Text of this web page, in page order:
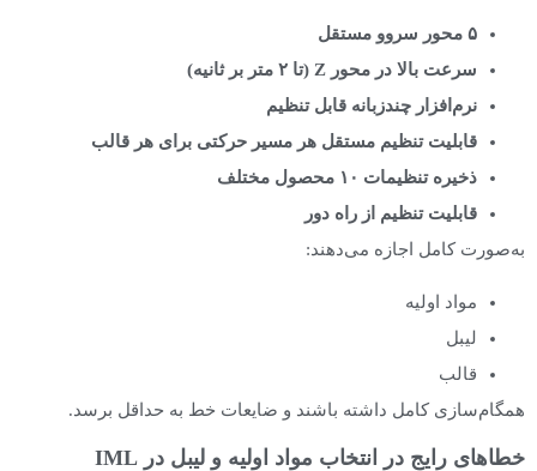
۵ محور سروو مستقل
سرعت بالا در محور
۲ متر بر ثانیه
)
نرم‌افزار چندزبانه قابل تنظیم
قابلیت تنظیم مستقل هر مسیر حرکتی برای هر قالب
ذخیره تنظیمات ۱۰ محصول مختلف
قابلیت تنظیم از راه دور
به‌صورت کامل اجازه می‌دهند:
مواد اولیه
لیبل
قالب
همگام‌سازی کامل داشته باشند و ضایعات خط به حداقل برسد.
خطاهای رایج در انتخاب مواد اولیه و لیبل در IML